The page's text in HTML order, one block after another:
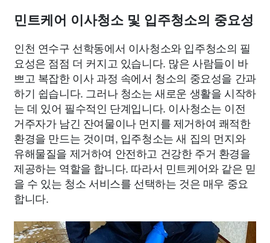
민트케어 이사청소 및 입주청소의 중요성
인천 연수구 선학동에서 이사청소와 입주청소의 필
요성은 점점 더 커지고 있습니다. 많은 사람들이 바
쁘고 복잡한 이사 과정 속에서 청소의 중요성을 간과
하기 쉽습니다. 그러나 청소는 새로운 생활을 시작하
는 데 있어 필수적인 단계입니다. 이사청소는 이전
거주자가 남긴 잔여물이나 먼지를 제거하여 쾌적한
환경을 만드는 것이며, 입주청소는 새 집의 먼지와
유해물질을 제거하여 안전하고 건강한 주거 환경을
제공하는 역할을 합니다. 따라서 민트케어와 같은 믿
을 수 있는 청소 서비스를 선택하는 것은 매우 중요
합니다.